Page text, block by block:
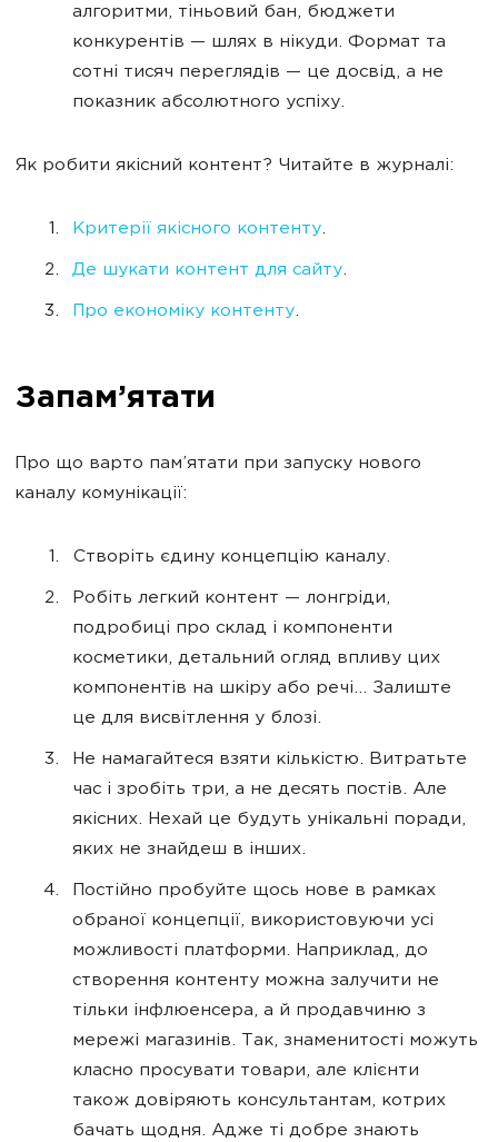
алгоритми, тіньовий бан, бюджети
конкурентів — шлях в нікуди. Формат та
сотні тисяч переглядів — це досвід, а не
показник абсолютного успіху.
Як робити якісний контент? Читайте в журналі:
Критерії якісного контенту.
Де шукати контент для сайту.
Про економіку контенту.
Запам’ятати
Про що варто пам’ятати при запуску нового
каналу комунікації:
Створіть єдину концепцію каналу.
Робіть легкий контент — лонгріди,
подробиці про склад і компоненти
косметики, детальний огляд впливу цих
компонентів на шкіру або речі… Залиште
це для висвітлення у блозі.
Не намагайтеся взяти кількістю. Витратьте
час і зробіть три, а не десять постів. Але
якісних. Нехай це будуть унікальні поради,
яких не знайдеш в інших.
Постійно пробуйте щось нове в рамках
обраної концепції, використовуючи усі
можливості платформи. Наприклад, до
створення контенту можна залучити не
тільки інфлюенсера, а й продавчиню з
мережі магазинів. Так, знаменитості можуть
класно просувати товари, але клієнти
також довіряють консультантам, котрих
бачать щодня. Адже ті добре знають